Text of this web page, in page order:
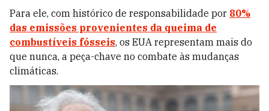
Para ele, com histórico de responsabilidade por 80%
das emissões provenientes da queima de
combustíveis fósseis, os EUA representam mais do
que nunca, a peça-chave no combate às mudanças
climáticas.